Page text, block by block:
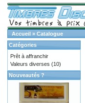
Accueil » Catalogue
Catégories
Prêt à affranchir
Valeurs diverses (10)
Nouveautés ?